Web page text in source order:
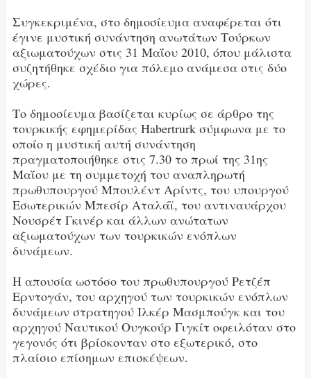
Συγκεκριμένα, στο δημοσίευμα αναφέρεται ότι
έγινε μυστική συνάντηση ανωτάτων Τούρκων
αξιωματούχων στις 31 Μαΐου 2010, όπου μάλιστα
συζητήθηκε σχέδιο για πόλεμο ανάμεσα στις δύο
χώρες.
Το δημοσίευμα βασίζεται κυρίως σε άρθρο της
τουρκικής εφημερίδας Habertrurk σύμφωνα με το
οποίο η μυστική αυτή συνάντηση
πραγματοποιήθηκε στις 7.30 το πρωί της 31ης
Μαΐου με τη συμμετοχή του αναπληρωτή
πρωθυπουργού Μπουλέντ Αρίντς, του υπουργού
Εσωτερικών Μπεσίρ Αταλάϊ, του αντιναυάρχου
Νουσρέτ Γκινέρ και άλλων ανώτατων
αξιωματούχων των τουρκικών ενόπλων
δυνάμεων.
Η απουσία ωστόσο του πρωθυπουργού Ρετζέπ
Ερντογάν, του αρχηγού των τουρκικών ενόπλων
δυνάμεων στρατηγού Ιλκέρ Μασμπούγκ και του
αρχηγού Ναυτικού Ουγκούρ Γιγκίτ οφειλόταν στο
γεγονός ότι βρίσκονταν στο εξωτερικό, στο
πλαίσιο επίσημων επισκέψεων.